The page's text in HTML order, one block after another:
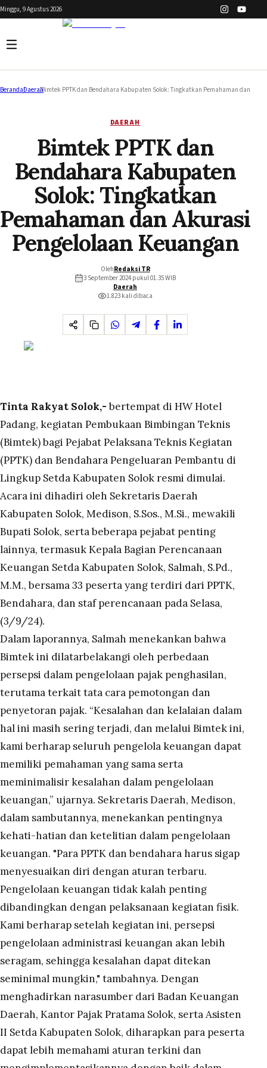
Minggu, 9 Agustus 2026
Beranda/Daerah
/Bimtek PPTK dan Bendahara Kabupaten Solok: Tingkatkan Pemahaman dan
DAERAH
Bimtek PPTK dan
Bendahara Kabupaten
Solok: Tingkatkan
Pemahaman dan Akurasi
Pengelolaan Keuangan
OlehRedaksi TR
3 September 2024 pukul 01.35WIB
Daerah
1.823 kali dibaca
Tinta Rakyat Solok,-bertempat di HW Hotel
Padang, kegiatan Pembukaan Bimbingan Teknis
(Bimtek) bagi Pejabat Pelaksana Teknis Kegiatan
(PPTK) dan Bendahara Pengeluaran Pembantu di
Lingkup Setda Kabupaten Solok resmi dimulai.
Acara ini dihadiri oleh Sekretaris Daerah
Kabupaten Solok, Medison, S.Sos., M.Si., mewakili
Bupati Solok, serta beberapa pejabat penting
lainnya, termasuk Kepala Bagian Perencanaan
Keuangan Setda Kabupaten Solok, Salmah, S.Pd.,
M.M., bersama 33 peserta yang terdiri dari PPTK,
Bendahara, dan staf perencanaan pada Selasa,
(3/9/24).
Dalam laporannya, Salmah menekankan bahwa
Bimtek ini dilatarbelakangi oleh perbedaan
persepsi dalam pengelolaan pajak penghasilan,
terutama terkait tata cara pemotongan dan
penyetoran pajak. “Kesalahan dan kelalaian dalam
hal ini masih sering terjadi, dan melalui Bimtek ini,
kami berharap seluruh pengelola keuangan dapat
memiliki pemahaman yang sama serta
meminimalisir kesalahan dalam pengelolaan
keuangan,” ujarnya. Sekretaris Daerah, Medison,
dalam sambutannya, menekankan pentingnya
kehati-hatian dan ketelitian dalam pengelolaan
keuangan. "Para PPTK dan bendahara harus sigap
menyesuaikan diri dengan aturan terbaru.
Pengelolaan keuangan tidak kalah penting
dibandingkan dengan pelaksanaan kegiatan fisik.
Kami berharap setelah kegiatan ini, persepsi
pengelolaan administrasi keuangan akan lebih
seragam, sehingga kesalahan dapat ditekan
seminimal mungkin," tambahnya. Dengan
menghadirkan narasumber dari Badan Keuangan
Daerah, Kantor Pajak Pratama Solok, serta Asisten
II Setda Kabupaten Solok, diharapkan para peserta
dapat lebih memahami aturan terkini dan